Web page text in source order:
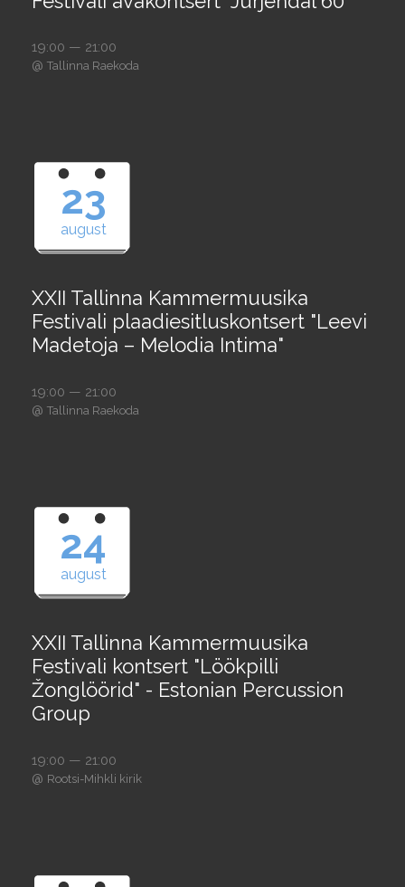
19:00 — 21:00
@ Tallinna Raekoda
23
august
XXII Tallinna Kammermuusika
Festivali plaadiesitluskontsert "Leevi
Madetoja – Melodia Intima"
19:00 — 21:00
@ Tallinna Raekoda
24
august
XXII Tallinna Kammermuusika
Festivali kontsert "Löökpilli
Žonglöörid" - Estonian Percussion
Group
19:00 — 21:00
@ Rootsi-Mihkli kirik